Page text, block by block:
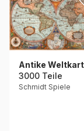
Antike
3000 Teile
Schmidt Spiele